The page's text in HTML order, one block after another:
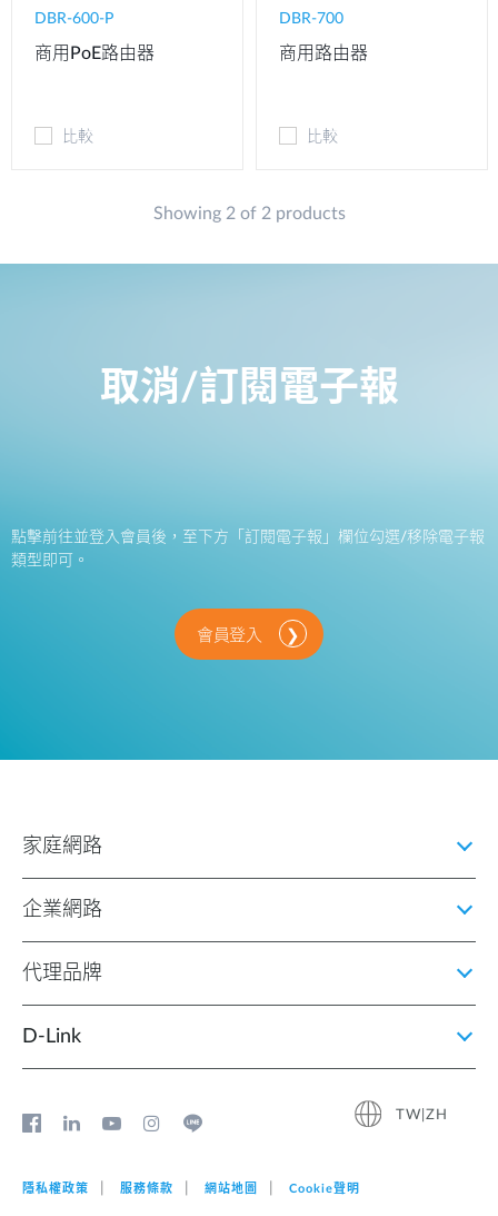
DBR-600-P
商用PoE路由器
比較
DBR-700
商用路由器
比較
Showing 2 of 2 products
取消/訂閱電子報
點擊前往並登入會員後，至下方「訂閱電子報」欄位勾選/移除電子報
類型即可。
會員登入
家庭網路
企業網路
代理品牌
D‑Link
TW|ZH
隱私權政策 服務條款 網站地圖 Cookie聲明